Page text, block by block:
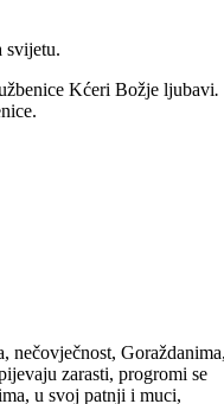
Kćeri Božje ljubavi